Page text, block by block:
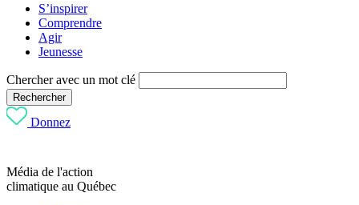
S’inspirer
Comprendre
Agir
Jeunesse
Chercher avec un mot clé
Rechercher
Donnez
Média de l'action
climatique au Québec